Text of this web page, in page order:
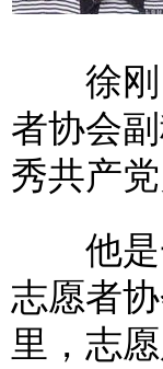
徐刚，
者协会
秀共产
他是一
志愿者
里，志